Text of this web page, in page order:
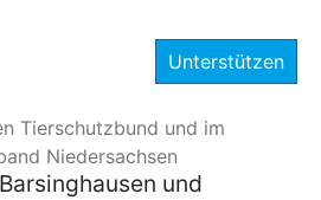
Unterstützen
und
Tierschutzbund und im
Niedersachsen